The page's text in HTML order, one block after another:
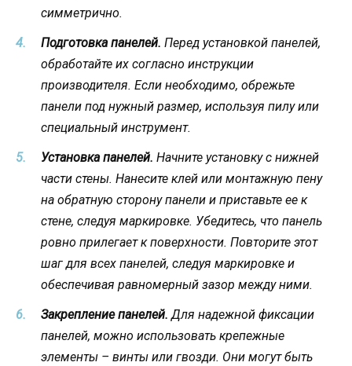
симметрично.
Подготовка панелей. Перед установкой панелей,
обработайте их согласно инструкции
производителя. Если необходимо, обрежьте
панели под нужный размер, используя пилу или
специальный инструмент.
Установка панелей. Начните установку с нижней
части стены. Нанесите клей или монтажную пену
на обратную сторону панели и приставьте ее к
стене, следуя маркировке. Убедитесь, что панель
ровно прилегает к поверхности. Повторите этот
шаг для всех панелей, следуя маркировке и
обеспечивая равномерный зазор между ними.
Закрепление панелей. Для надежной фиксации
панелей, можно использовать крепежные
элементы – винты или гвозди. Они могут быть